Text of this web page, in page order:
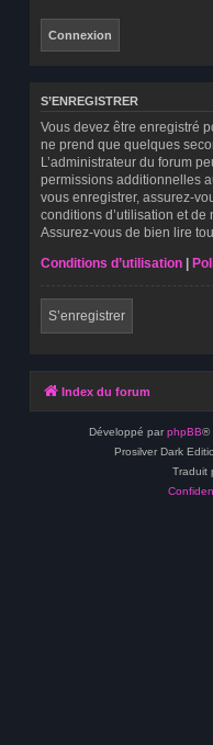
S’ENREGISTRER
Vous devez être enregistré
ne prend que quelques
L’administrateur du forum
permissions additionnelles
vous enregistrer, assurez-
conditions d’utilisation et de
Assurez-vous de bien lire
Conditions d’utilisation |
S’enregistrer
Index du forum
Développé par phpBB®
Prosilver Dark
Traduit